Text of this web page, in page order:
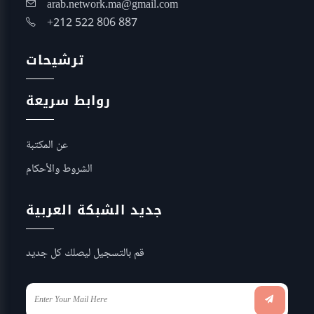
arab.network.ma@gmail.com
+212 522 806 887
ترشيحات
روابط سريعة
عن المكتبة
الشروط والأحكام
جديد الشبكة العربية
قم بالتسجيل ليصلك كل جديد